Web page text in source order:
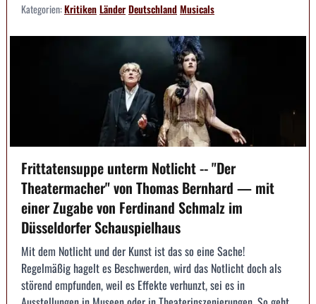
Kategorien:KritikenLänderDeutschlandMusicals
Frittatensuppe unterm Notlicht -- "Der
Theatermacher" von Thomas Bernhard — mit
einer Zugabe von Ferdinand Schmalz im
Düsseldorfer Schauspielhaus
Mit dem Notlicht und der Kunst ist das so eine Sache!
Regelmäßig hagelt es Beschwerden, wird das Notlicht doch als
störend empfunden, weil es Effekte verhunzt, sei es in